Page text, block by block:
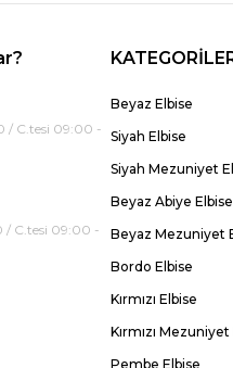
/ C.tesi 09:00 -
/ C.tesi 09:00 -
Beyaz Elbise
Siyah Elbise
Siyah Mezuniyet
Beyaz Abiye Elbise
Beyaz Mezuniyet
Bordo Elbise
Kırmızı Elbise
Kırmızı Mezuniyet
Pembe Elbise